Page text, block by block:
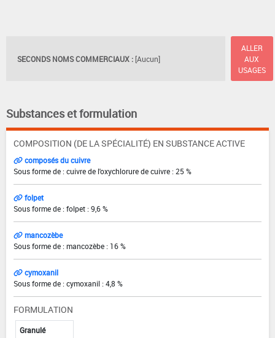
SECONDS NOMS COMMERCIAUX : [Aucun]
ALLER
AUX
USAGES
Substances et formulation
COMPOSITION (DE LA SPÉCIALITÉ) EN SUBSTANCE ACTIVE
composés du cuivre
Sous forme de : cuivre de l'oxychlorure de cuivre : 25 %
folpet
Sous forme de : folpet : 9,6 %
mancozèbe
Sous forme de : mancozèbe : 16 %
cymoxanil
Sous forme de : cymoxanil : 4,8 %
FORMULATION
Granulé